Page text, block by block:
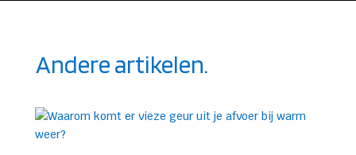
Andere artikelen.